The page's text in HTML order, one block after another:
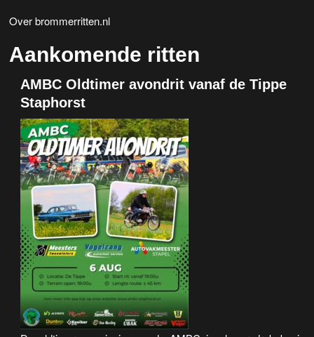
Over brommerritten.nl
Aankomende ritten
AMBC Oldtimer avondrit vanaf de Tippe
Staphorst